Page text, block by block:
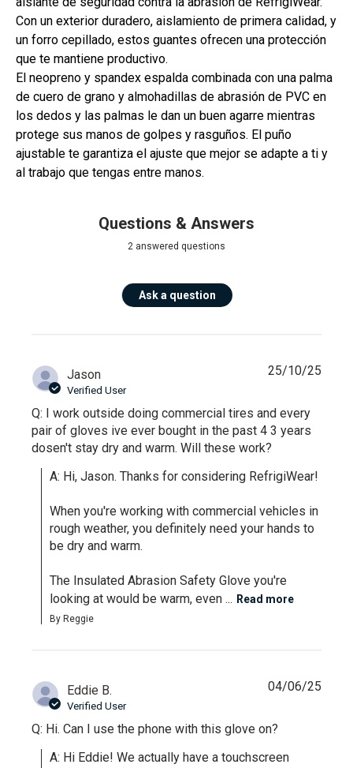
Con un exterior duradero, aislamiento de primera calidad, y
un forro cepillado, estos guantes ofrecen una protección
que te mantiene productivo.
El neopreno y spandex espalda combinada con una palma
de cuero de grano y almohadillas de abrasión de PVC en
los dedos y las palmas le dan un buen agarre mientras
protege sus manos de golpes y rasguños. El puño
ajustable te garantiza el ajuste que mejor se adapte a ti y
al trabajo que tengas entre manos.
Questions & Answers
2 answered questions
Ask a question
Jason
Verified User
Q: I work outside doing commercial tires and every
pair of gloves ive ever bought in the past 4 3 years
dosen't stay dry and warm. Will these work?
A: Hi, Jason. Thanks for considering RefrigiWear!
When you're working with commercial vehicles in
rough weather, you definitely need your hands to
be dry and warm.
The Insulated Abrasion Safety Glove you're
looking at would be warm, even ... Read more
By Reggie
25/10/25
Eddie B.
Verified User
Q: Hi. Can I use the phone with this glove on?
A: Hi Eddie! We actually have a touchscreen
04/06/25